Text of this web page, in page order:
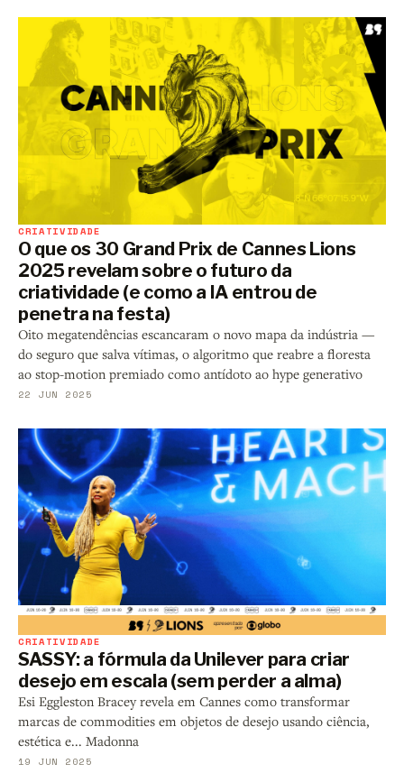
CRIATIVIDADE
O que os 30 Grand Prix de Cannes Lions
2025 revelam sobre o futuro da
criatividade (e como a IA entrou de
penetra na festa)
Oito megatendências escancaram o novo mapa da indústria —
do seguro que salva vítimas, o algoritmo que reabre a floresta
ao stop-motion premiado como antídoto ao hype generativo
22 JUN 2025
CRIATIVIDADE
SASSY: a fórmula da Unilever para criar
desejo em escala (sem perder a alma)
Esi Eggleston Bracey revela em Cannes como transformar
marcas de commodities em objetos de desejo usando ciência,
estética e... Madonna
19 JUN 2025